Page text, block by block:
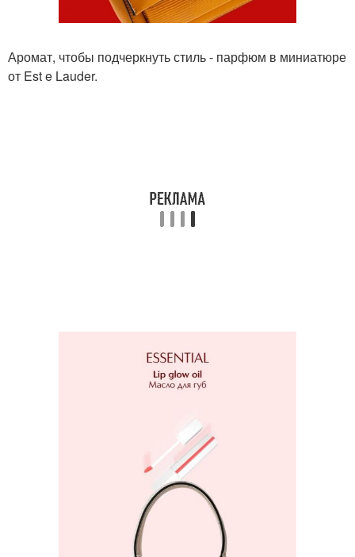
Аромат, чтобы подчеркнуть стиль - парфюм в миниатюре
от Est e Lauder.